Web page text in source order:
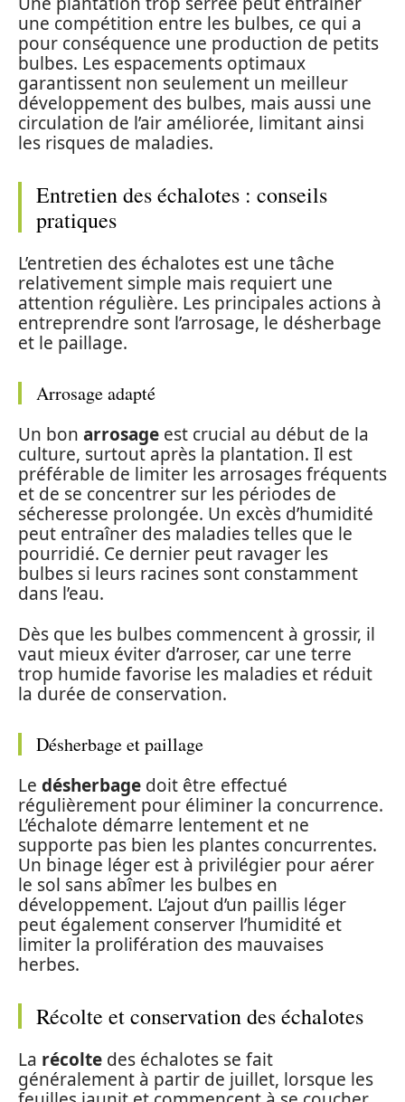
une compétition entre les bulbes, ce qui a
pour conséquence une production de petits
bulbes. Les espacements optimaux
garantissent non seulement un meilleur
développement des bulbes, mais aussi une
circulation de l’air améliorée, limitant ainsi
les risques de maladies.
Entretien des échalotes : conseils
pratiques
L’entretien des échalotes est une tâche
relativement simple mais requiert une
attention régulière. Les principales actions à
entreprendre sont l’arrosage, le désherbage
et le paillage.
Arrosage adapté
Un bon arrosage est crucial au début de la
culture, surtout après la plantation. Il est
préférable de limiter les arrosages fréquents
et de se concentrer sur les périodes de
sécheresse prolongée. Un excès d’humidité
peut entraîner des maladies telles que le
pourridié. Ce dernier peut ravager les
bulbes si leurs racines sont constamment
dans l’eau.
Dès que les bulbes commencent à grossir, il
vaut mieux éviter d’arroser, car une terre
trop humide favorise les maladies et réduit
la durée de conservation.
Désherbage et paillage
Le désherbage doit être effectué
régulièrement pour éliminer la concurrence.
L’échalote démarre lentement et ne
supporte pas bien les plantes concurrentes.
Un binage léger est à privilégier pour aérer
le sol sans abîmer les bulbes en
développement. L’ajout d’un paillis léger
peut également conserver l’humidité et
limiter la prolifération des mauvaises
herbes.
Récolte et conservation des échalotes
La récolte des échalotes se fait
généralement à partir de juillet, lorsque les